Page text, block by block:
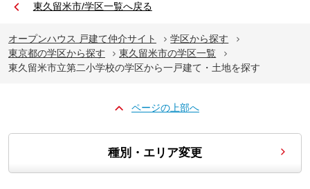
東久留米市/学区一覧へ戻る
オープンハウス 戸建て仲介サイト
学区から探す
東京都の学区から探す
東久留米市の学区一覧
東久留米市立第二小学校の学区から一戸建て・土地を探す
ページの上部へ
種別・エリア変更